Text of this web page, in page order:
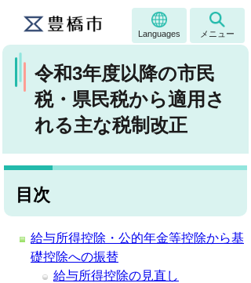
Languages メニュー
令和3年度以降の市民
税・県民税から適用さ
れる主な税制改正
目次
給与所得控除・公的年金等控除から基
礎控除への振替
給与所得控除の見直し